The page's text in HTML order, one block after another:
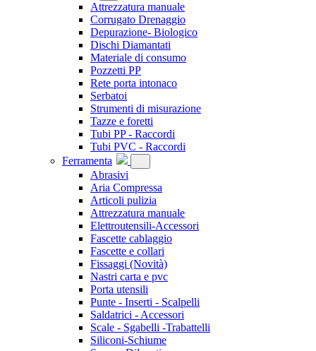
Attrezzatura manuale
Corrugato Drenaggio
Depurazione- Biologico
Dischi Diamantati
Materiale di consumo
Pozzetti PP
Rete porta intonaco
Serbatoi
Strumenti di misurazione
Tazze e foretti
Tubi PP - Raccordi
Tubi PVC - Raccordi
Ferramenta
Abrasivi
Aria Compressa
Articoli pulizia
Attrezzatura manuale
Elettroutensili-Accessori
Fascette cablaggio
Fascette e collari
Fissaggi (Novità)
Nastri carta e pvc
Porta utensili
Punte - Inserti - Scalpelli
Saldatrici - Accessori
Scale - Sgabelli -Trabattelli
Siliconi-Schiume